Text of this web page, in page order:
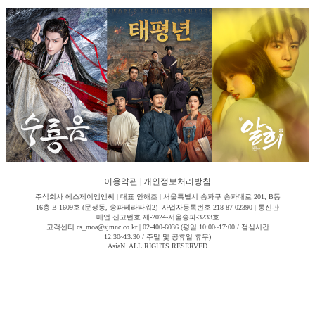
이용약관 개인정보처리방침
주식회사 에스제이엠엔씨 | 대표 안해조 | 서울특별시 송파구 송파대로 201, B동
16층 B-1609호 (문정동, 송파테라타워2) 사업자등록번호 218-87-02390 | 통신판
매업 신고번호 제-2024-서울송파-3233호
고객센터 cs_moa@sjmnc.co.kr | 02-400-6036 (평일 10:00~17:00 / 점심시간
12:30~13:30 / 주말 및 공휴일 휴무)
AsiaN. ALL RIGHTS RESERVED